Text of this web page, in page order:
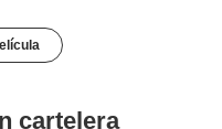
cartelera